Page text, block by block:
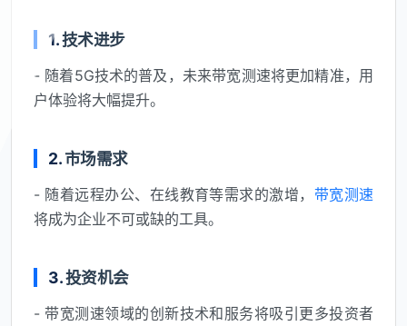
1.技术进步
- 随着5G技术的普及，未来带宽测速将更加精准，用
户体验将大幅提升。
2.市场需求
- 随着远程办公、在线教育等需求的激增， 带宽测速
将成为企业不可或缺的工具。
3.投资机会
- 带宽测速领域的创新技术和服务将吸引更多投资者